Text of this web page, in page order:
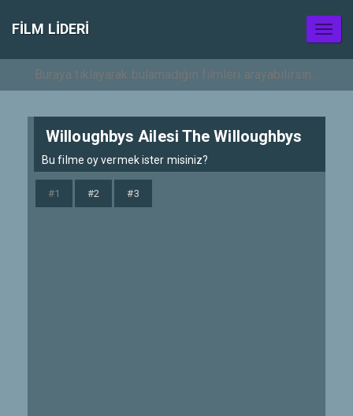
FILM LIDERI
Willoughbys Ailesi The Willoughbys
Bu filme oy vermek ister misiniz?
#1 #2 #3